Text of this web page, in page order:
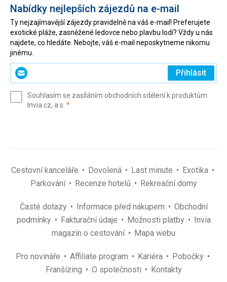
Nabídky nejlepších zájezdů na e-mail
Ty nejzajímavější zájezdy pravidelně na váš e-mail! Preferujete
exotické pláže, zasněžené ledovce nebo plavbu lodí? Vždy u nás
najdete, co hledáte. Nebojte, váš e-mail neposkytneme nikomu
jinému.
Zadejte
svůj
(povinné)
Přihlásit
Souhlasím se zasíláním obchodních sdělení k produktům
Invia.cz, a.s. *(povinné)
Cestovní kanceláře Dovolená Last minute
Exotika
Parkování
Recenze hotelů Rekreační domy
Časté dotazy Informace před nákupem
Obchodní
podmínky
Fakturační údaje Možnosti platby
Invia
magazín o cestování
Mapa webu
Pro novináře Affiliate program Kariéra
Pobočky
Franšízing
O společnosti Kontakty